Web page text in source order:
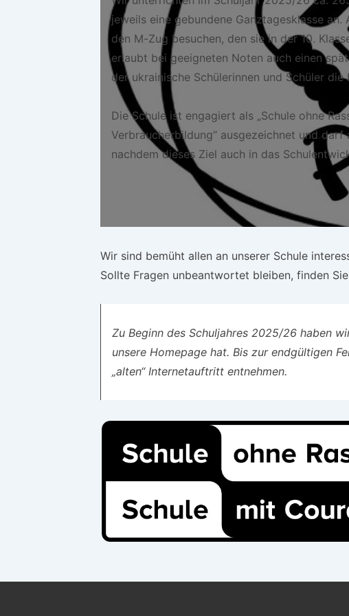
jeweils eine gebundene Ganztagesklasse
den M-Zug besuchen, den sie in der 10.
erlaubt bei geeigneten Noten auch einen
der ukrainische Schülerinnen und Schüler
Die Schule ist engagiert als „Schule ohne
Verbraucherbildung“ ausgezeichnet und
nachdem dieses Ziel auch in das
Wir sind bemüht allen an unserer Schule
Sollte Fragen unbeantwortet bleiben, finden
Zu Beginn des Schuljahres 2025/26 haben
unsere Homepage hat. Bis zur endgültigen
„alten“ Internetauftritt entnehmen.